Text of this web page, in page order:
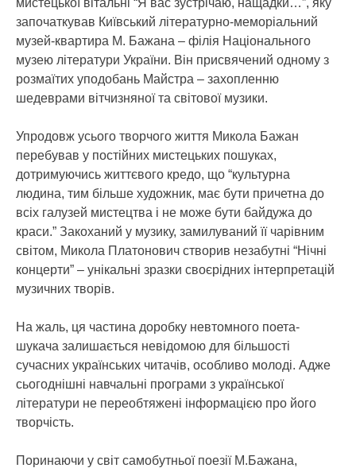
започаткував Київський літературно-меморіальний
музей-квартира М. Бажана – філія Національного
музею літератури України. Він присвячений одному з
розмаїтих уподобань Майстра – захопленню
шедеврами вітчизняної та світової музики.
Упродовж усього творчого життя Микола Бажан
перебував у постійних мистецьких пошуках,
дотримуючись життєвого кредо, що “культурна
людина, тим більше художник, має бути причетна до
всіх галузей мистецтва і не може бути байдужа до
краси.” Закоханий у музику, замилуваний її чарівним
світом, Микола Платонович створив незабутні “Нічні
концерти” – унікальні зразки своєрідних інтерпретацій
музичних творів.
На жаль, ця частина доробку невтомного поета-
шукача залишається невідомою для більшості
сучасних українських читачів, особливо молоді. Адже
сьогоднішні навчальні програми з української
літератури не переобтяжені інформацією про його
творчість.
Поринаючи у світ самобутньої поезії М.Бажана,